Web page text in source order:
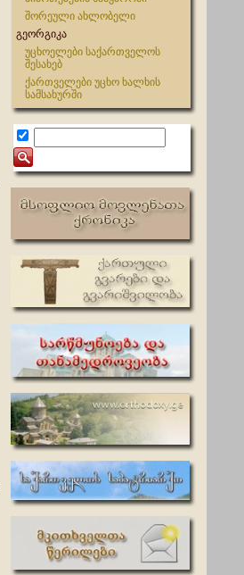
შორეული ახლობელი
გეორგიკა
უცხოელები საქართველოს
შესახებ
ქართველები უცხო ხალხის
სამსახურში